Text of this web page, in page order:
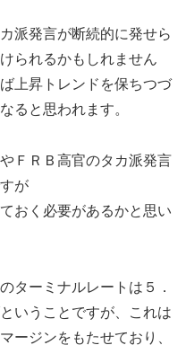
派発言が断続的に発せら
られるかもしれません
上昇トレンドを保ちつづ
ると思われます。
ＦＲＢ高官のタカ派発言
が
おく必要があるかと思い
ターミナルレートは５．
いうことですが、これは
ージンをもたせており、